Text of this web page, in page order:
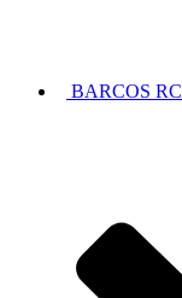
BARCOS RC